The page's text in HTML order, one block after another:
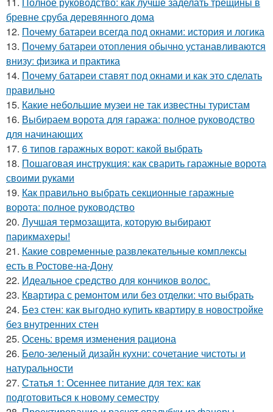
бревне сруба деревянного дома
12. Почему батареи всегда под окнами: история и логика
13. Почему батареи отопления обычно устанавливаются
внизу: физика и практика
14. Почему батареи ставят под окнами и как это сделать
правильно
15. Какие небольшие музеи не так известны туристам
16. Выбираем ворота для гаража: полное руководство
для начинающих
17. 6 типов гаражных ворот: какой выбрать
18. Пошаговая инструкция: как сварить гаражные ворота
своими руками
19. Как правильно выбрать секционные гаражные
ворота: полное руководство
20. Лучшая термозащита, которую выбирают
парикмахеры!
21. Какие современные развлекательные комплексы
есть в Ростове-на-Дону
22. Идеальное средство для кончиков волос.
23. Квартира с ремонтом или без отделки: что выбрать
24. Без стен: как выгодно купить квартиру в новостройке
без внутренних стен
25. Осень: время изменения рациона
26. Бело-зеленый дизайн кухни: сочетание чистоты и
натуральности
27. Статья 1: Осеннее питание для тех: как
подготовиться к новому семестру